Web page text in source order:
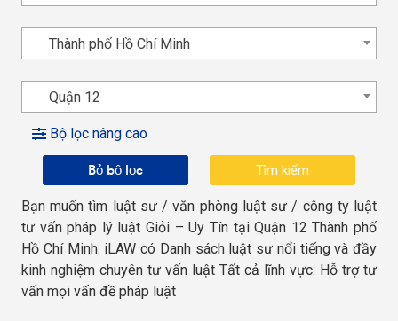
Thành phố Hồ Chí Minh
Quận 12
Bộ lọc nâng cao
Bỏ bộ lọc
Bạn muốn tìm luật sư / văn phòng luật sư / công ty luật
tư vấn pháp lý luật Giỏi – Uy Tín tại Quận 12 Thành phố
Hồ Chí Minh. iLAW có Danh sách luật sư nổi tiếng và đầy
kinh nghiệm chuyên tư vấn luật Tất cả lĩnh vực. Hỗ trợ tư
vấn mọi vấn đề pháp luật